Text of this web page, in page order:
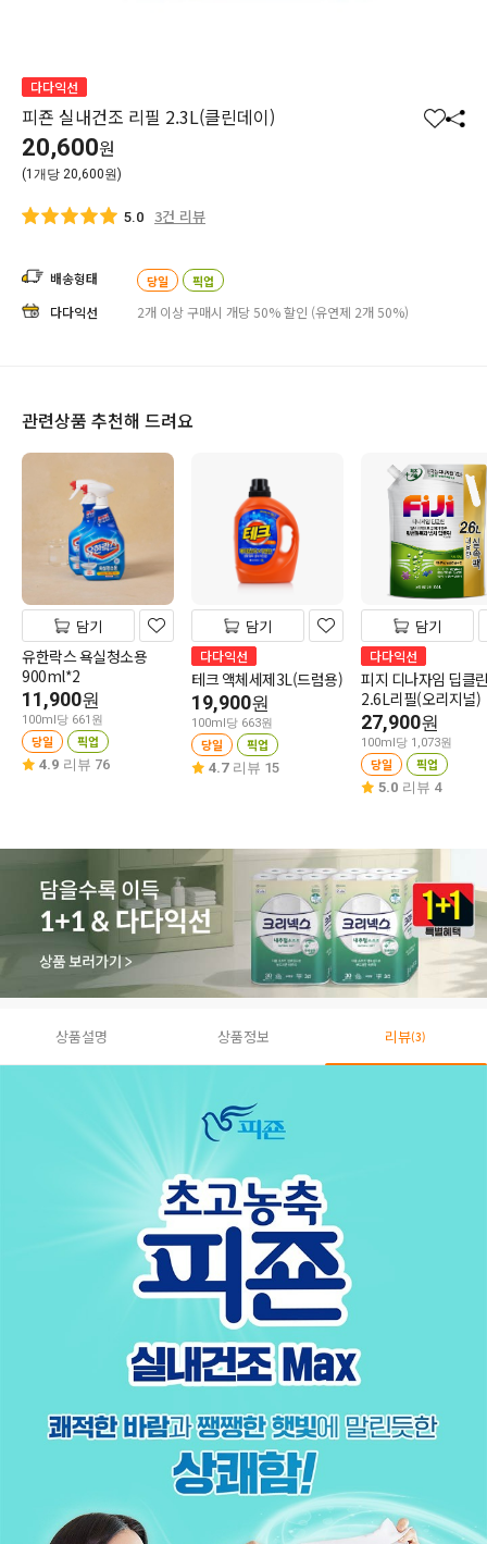
다다익선
피죤 실내건조 리필 2.3L(클린데이)
찜 공
20,600원
(1개당 20,600원)
5.0 3건 리뷰
배송형태 당일 픽업
다다익선 2개 이상 구매시 개당 50% 할인 (유연제 2개 50%)
관련상품 추천해 드려요
담기
유한락스 욕실청소용
900ml*2
11,900원
100ml당 661원
당일 픽업
4.9 리뷰 76
담기
다다익선
테크 액체세제3L(드럼용)
19,900원
100ml당 663원
당일 픽업
4.7 리뷰 15
담기
다다익선
피지 디나자임 딥클
2.6L리필(오리지널)
27,900원
100ml당 1,073원
당일 픽업
5.0 리뷰 4
상품설명 상품정보 리뷰(3)